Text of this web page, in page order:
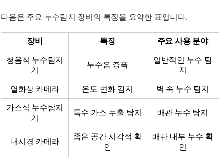
다음은 주요 누수탐지 장비의 특징을 요약한 표입니다.
장비 특징 주요 사용 분야
청음식 누수탐지
기
누수음 증폭
일반적인 누수 탐
지
열화상 카메라 온도 변화 감지 벽 속 누수 탐지
가스식 누수탐지
기
특수 가스 누출 탐지 배관 누수 탐지
내시경 카메라
좁은 공간 시각적 확
인
배관 내부 누수 확
인